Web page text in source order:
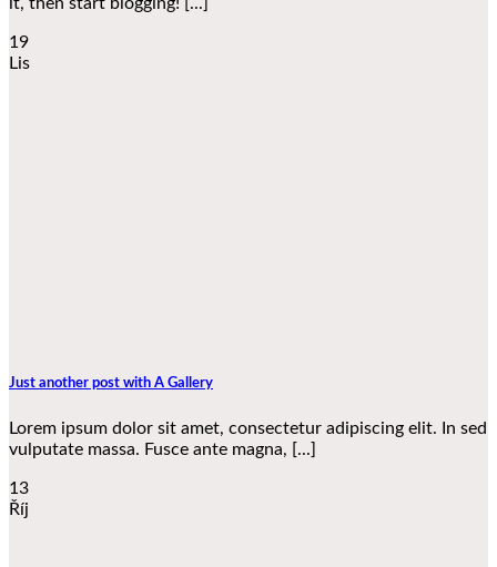
it, then start blogging! [...]
19
Lis
Just another post with A Gallery
Lorem ipsum dolor sit amet, consectetur adipiscing elit. In sed
vulputate massa. Fusce ante magna, [...]
13
Říj